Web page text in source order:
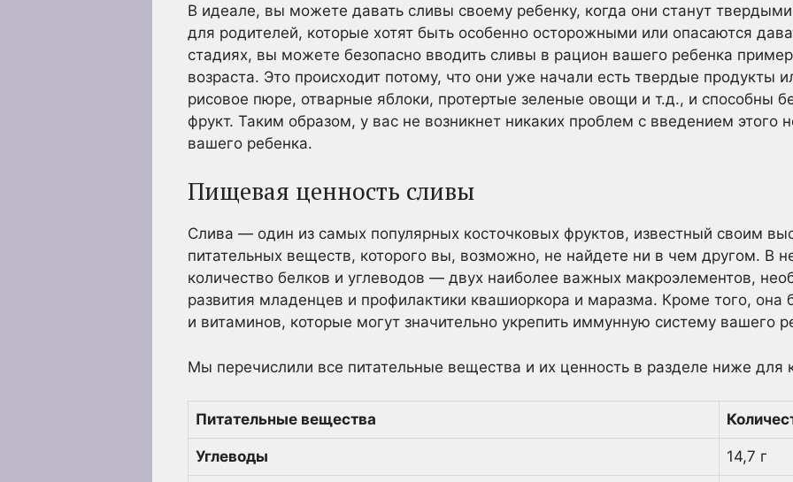
В идеале, вы можете давать сливы своему ребенку, когда они станут
для родителей, которые хотят быть особенно осторожными или опасаются
стадиях, вы можете безопасно вводить сливы в рацион вашего ребенка
возраста. Это происходит потому, что они уже начали есть твердые продукты
рисовое пюре, отварные яблоки, протертые зеленые овощи и т.д., и способны
фрукт. Таким образом, у вас не возникнет никаких проблем с введением этого
вашего ребенка.
Пищевая ценность сливы
Слива — один из самых популярных косточковых фруктов, известный своим
питательных веществ, которого вы, возможно, не найдете ни в чем другом. В
количество белков и углеводов — двух наиболее важных макроэлементов,
развития младенцев и профилактики квашиоркора и маразма. Кроме того, она
и витаминов, которые могут значительно укрепить иммунную систему вашего
Мы перечислили все питательные вещества и их ценность в разделе ниже для
Питательные вещества
Углеводы 14,7 г